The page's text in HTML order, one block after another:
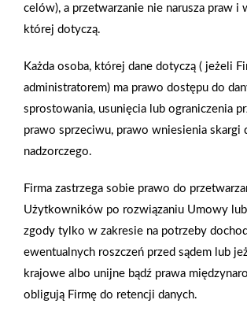
pergolę, zabezpieczymy drewno, by służyło
położymy podłogę, zrobimy zadaszenie, a
Zobacz więcej
Podstawowe parametry wełny
Mineralna wełna skalna to unikatowy
właściwościach izolacji termicznej i
niepalny i bardzo trwały. Charakteryzuje się
wartości, decydujących o możliwościach jej
Wśród definiujących ją parametrów wymienia
celów), a przetwarzanie nie narusza praw i
której dotyczą.
Każda osoba, której dane dotyczą ( jeżeli
administratorem) ma prawo dostępu do
sprostowania, usunięcia lub ograniczenia
prawo sprzeciwu, prawo wniesienia skargi
nadzorczego.
Firma zastrzega sobie prawo do
Użytkowników po rozwiązaniu Umowy
zgody tylko w zakresie na potrzeby
ewentualnych roszczeń przed sądem lub
krajowe albo unijne bądź prawa
obligują Firmę do retencji danych.